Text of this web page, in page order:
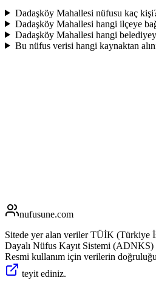
Dadaşköy Mahallesi nüfusu kaç
Dadaşköy Mahallesi hangi ilçeye
Dadaşköy Mahallesi hangi
Bu nüfus verisi hangi kaynaktan
nufusune.com
Sitede yer alan veriler TÜİK (Türkiye
Dayalı Nüfus Kayıt Sistemi
Resmi kullanım için verilerin
teyit ediniz.